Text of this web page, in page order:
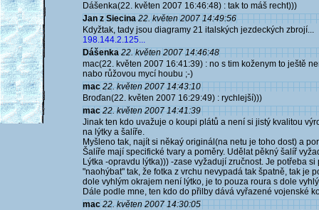
Dášenka(22. květen 2007 16:46:48) : tak to máš recht)))
Jan z Siecina 22. květen 2007 14:49:56
Kdyžtak, tady jsou diagramy 21 italských jezdeckých zbrojí...
198.144.2.125...
Dášenka 22. květen 2007 14:46:48
mac(22. květen 2007 16:41:39) : no s tim koženym to ještě
nabo růžovou mycí houbu ;-)
mac 22. květen 2007 14:43:10
Broďan(22. květen 2007 16:29:49) : rychlejší)))
mac 22. květen 2007 14:41:39
Jinak ten kdo uvažuje o koupi plátů a není si jistý kvalitou
na lýtky a šalíře.
Myšleno tak, najít si někaý originál(na netu je toho dost) a
Šalíře mají specifické tvary a poměry. Udělat pěkný šalíř
Lýtka -opravdu lýtka))) -zase vyžadují zručnost. Je potřeba
"naohýbat" tak, že fotka z vrchu nevypadá tak špatně, tak je
dole vyhlým okrajem není lýtko, je to pouza roura s dole
Dále podle mne, ten kdo do přilby dává vyřazené vojenské
mac 22. květen 2007 14:30:05